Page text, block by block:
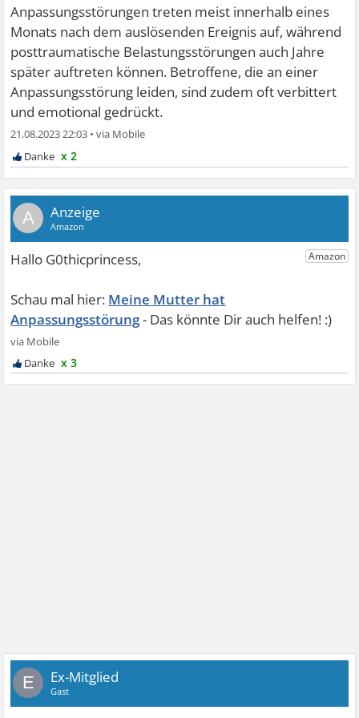
Anpassungsstörungen treten meist innerhalb eines
Monats nach dem auslösenden Ereignis auf, während
posttraumatische Belastungsstörungen auch Jahre
später auftreten können. Betroffene, die an einer
Anpassungsstörung leiden, sind zudem oft verbittert
und emotional gedrückt.
21.08.2023 22:03 •
x 2
A
Meine Mutter hat
Anpassungsstörung
x 3
E Ex-Mitglied
Gast